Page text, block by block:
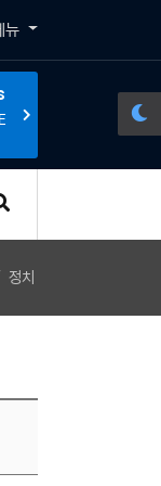
뉴
컴퓨터의 혁명, 7세대 '
정치